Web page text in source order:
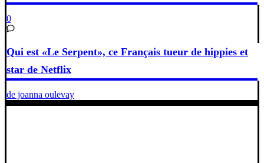
0
Qui est «Le Serpent», ce Français tueur de hippies et
star de Netflix
de joanna oulevay